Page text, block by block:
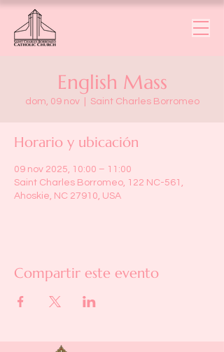
English Mass
dom, 09 nov
  |
Saint Charles Borromeo
Horario y ubicación
09 nov 2025, 10:00 – 11:00
Saint Charles Borromeo, 122 NC-561,
Ahoskie, NC 27910, USA
Compartir este evento